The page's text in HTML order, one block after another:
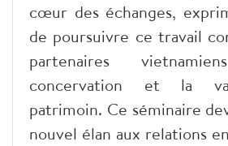
cœur des échanges,
de poursuivre ce travail
partenaires
concervation et la
patrimoin. Ce séminaire
nouvel élan aux relations